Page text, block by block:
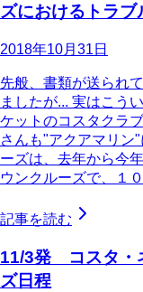
ズにおけるトラブ
2018年10月31日
先般、書類が送られ
ましたが... 実はこう
ケットのコスタクラ
さんも"アクアマリン
ーズは、去年から今
ウンクルーズで、１
記事を読む
11/3発 コスタ・
ズ日程